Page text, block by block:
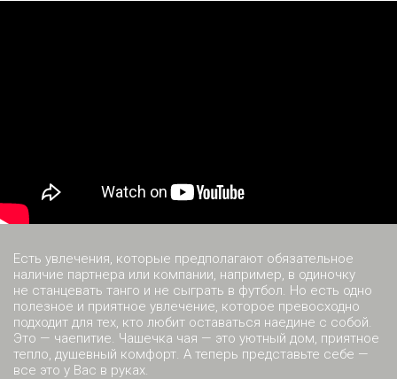
Есть увлечения, которые предполагают обязательное
наличие партнера или компании, например, в одиночку
не станцевать танго и не сыграть в футбол. Но есть одно
полезное и приятное увлечение, которое превосходно
подходит для тех, кто любит оставаться наедине с собой.
Это — чаепитие. Чашечка чая — это уютный дом, приятное
тепло, душевный комфорт. А теперь представьте себе —
все это у Вас в руках.